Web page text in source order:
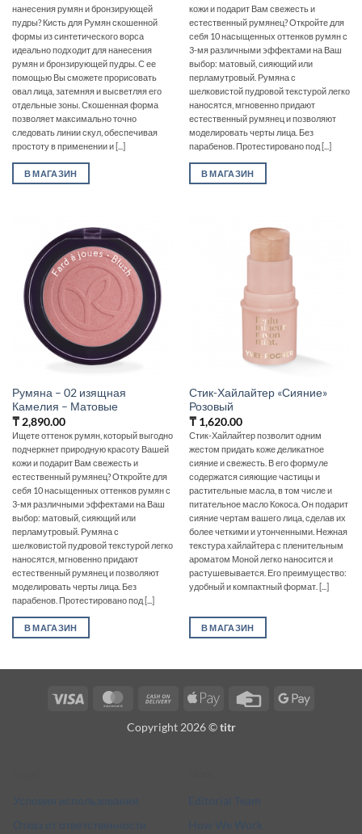
нанесения румян и бронзирующей
пудры? Кисть для Румян скошенной
формы из синтетического ворса
идеально подходит для нанесения
румян и бронзирующей пудры. С ее
помощью Вы сможете прорисовать
овал лица‚ затемняя и высветляя его
отдельные зоны. Скошенная форма
позволяет максимально точно
следовать линии скул‚ обеспечивая
простоту в применении и [...]
В МАГАЗИН
кожи и подарит Вам свежесть и
естественный румянец? Откройте для
себя 10 насыщенных оттенков румян с
3-мя различными эффектами на Ваш
выбор: матовый, сияющий или
перламутровый. Румяна с
шелковистой пудровой текстурой легко
наносятся, мгновенно придают
естественный румянец и позволяют
моделировать черты лица. Без
парабенов. Протестировано под [...]
В МАГАЗИН
Румяна – 02 изящная
Камелия – Матовые
₸2,890.00
Ищете оттенок румян, который выгодно
подчеркнет природную красоту Вашей
кожи и подарит Вам свежесть и
естественный румянец? Откройте для
себя 10 насыщенных оттенков румян с
3-мя различными эффектами на Ваш
выбор: матовый, сияющий или
перламутровый. Румяна с
шелковистой пудровой текстурой легко
наносятся, мгновенно придают
естественный румянец и позволяют
моделировать черты лица. Без
парабенов. Протестировано под [...]
В МАГАЗИН
Стик-Хайлайтер «Сияние»
Розовый
₸1,620.00
Стик-Хайлайтер позволит одним
жестом придать коже деликатное
сияние и свежесть. В его формуле
содержатся сияющие частицы и
растительные масла, в том числе и
питательное масло Кокоса. Он подарит
сияние чертам вашего лица, сделав их
более четкими и утонченными. Нежная
текстура хайлайтера с пленительным
ароматом Моной легко наносится и
растушевывается. Его преимущество:
удобный и компактный формат. [...]
В МАГАЗИН
Visa MasterCardCash
Delivery
Apple
Credit
Google
Copyright 2026 ©titr
Условия использования
Отказ от ответственности
Editorial Team
How We Work